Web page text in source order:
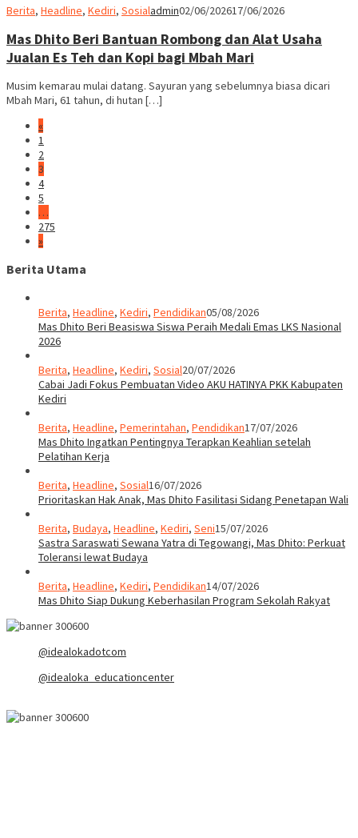
Berita, Headline, Kediri, Sosialadmin02/06/202617/06/2026
Mas Dhito Beri Bantuan Rombong dan Alat Usaha
Jualan Es Teh dan Kopi bagi Mbah Mari
Musim kemarau mulai datang. Sayuran yang sebelumnya biasa dicari
Mbah Mari, 61 tahun, di hutan […]
«
1
2
3
4
5
…
275
»
Berita Utama
Berita, Headline, Kediri, Pendidikan05/08/2026
Mas Dhito Beri Beasiswa Siswa Peraih Medali Emas LKS Nasional
2026
Berita, Headline, Kediri, Sosial20/07/2026
Cabai Jadi Fokus Pembuatan Video AKU HATINYA PKK Kabupaten
Kediri
Berita, Headline, Pemerintahan, Pendidikan17/07/2026
Mas Dhito Ingatkan Pentingnya Terapkan Keahlian setelah
Pelatihan Kerja
Berita, Headline, Sosial16/07/2026
Prioritaskan Hak Anak, Mas Dhito Fasilitasi Sidang Penetapan Wali
Berita, Budaya, Headline, Kediri, Seni15/07/2026
Sastra Saraswati Sewana Yatra di Tegowangi, Mas Dhito: Perkuat
Toleransi lewat Budaya
Berita, Headline, Kediri, Pendidikan14/07/2026
Mas Dhito Siap Dukung Keberhasilan Program Sekolah Rakyat
@idealokadotcom
@idealoka_educationcenter